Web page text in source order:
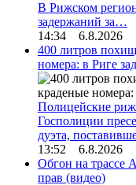
В Рижском
задержаний за…
14:34 6.8.2026
400 литров
номера: в Риге
Полицейские
Госполиции
дуэта,
13:52 6.8.2026
Обгон на трассе
прав (видео)